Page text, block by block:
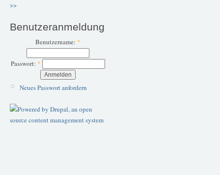
>>
Benutzeranmeldung
Benutzername: *
Passwort: *
Neues Passwort anfordern